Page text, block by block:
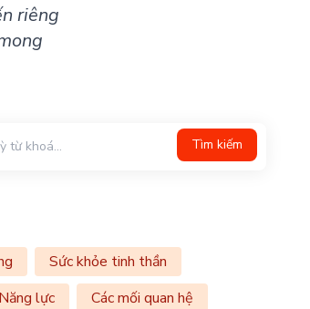
riêng
Tìm kiếm
Sức khỏe tinh thần
lực
Các mối quan hệ